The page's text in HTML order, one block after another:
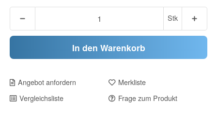
Stk
In den Warenkorb
Angebot anfordern
Merkliste
Vergleichsliste
Frage zum Produkt